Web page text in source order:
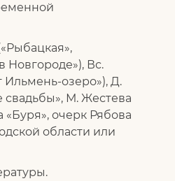
Новгороде»), Вс.
Ильмень-озеро»), Д.
свадьбы», М. Жестева
очерк Рябова
области или